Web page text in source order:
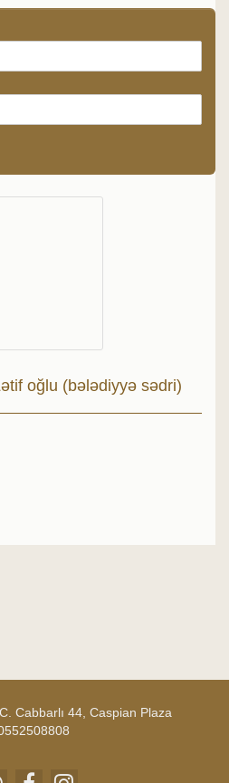
oğlu (bələdiyyə sədri)
Cabbarlı 44, Caspian Plaza